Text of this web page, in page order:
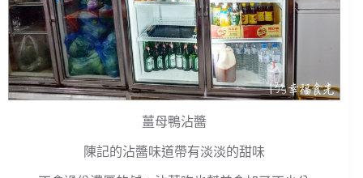
薑母鴨沾醬
陳記的沾醬味道帶有淡淡的甜味